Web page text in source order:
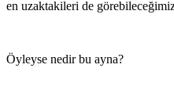
en uzaktakileri de
Öyleyse nedir bu ayna?